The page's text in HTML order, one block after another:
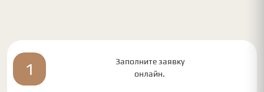
1
Заполните заявку
онлайн.